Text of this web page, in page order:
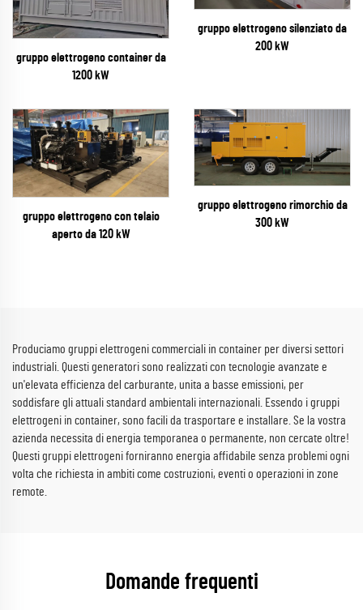
gruppo elettrogeno container da
1200 kW
gruppo elettrogeno silenziato da
200 kW
gruppo elettrogeno con telaio
aperto da 120 kW
gruppo elettrogeno rimorchio da
300 kW
Produciamo gruppi elettrogeni commerciali in container per diversi settori
industriali. Questi generatori sono realizzati con tecnologie avanzate e
un'elevata efficienza del carburante, unita a basse emissioni, per
soddisfare gli attuali standard ambientali internazionali. Essendo i gruppi
elettrogeni in container, sono facili da trasportare e installare. Se la vostra
azienda necessita di energia temporanea o permanente, non cercate oltre!
Questi gruppi elettrogeni forniranno energia affidabile senza problemi ogni
volta che richiesta in ambiti come costruzioni, eventi o operazioni in zone
remote.
Domande frequenti